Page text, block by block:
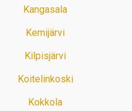
Kangasala
Kemijärvi
Kilpisjärvi
Koitelinkoski
Kokkola